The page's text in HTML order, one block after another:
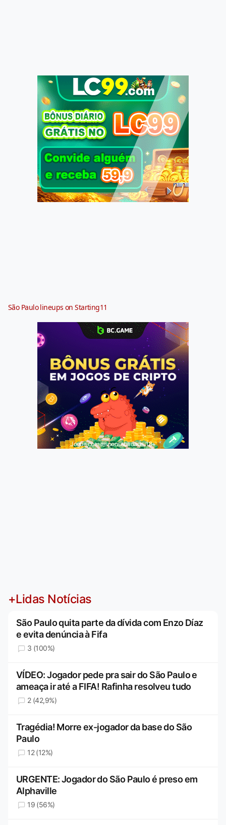
São Paulo lineups on Starting11
Jogue com responsabilidade. 18+
+Lidas Notícias
São Paulo quita parte da dívida com Enzo Díaz
e evita denúncia à Fifa
3 (100%)
VÍDEO: Jogador pede pra sair do São Paulo e
ameaça ir até a FIFA! Rafinha resolveu tudo
2 (42,9%)
Tragédia! Morre ex-jogador da base do São
Paulo
12 (12%)
URGENTE: Jogador do São Paulo é preso em
Alphaville
19 (56%)